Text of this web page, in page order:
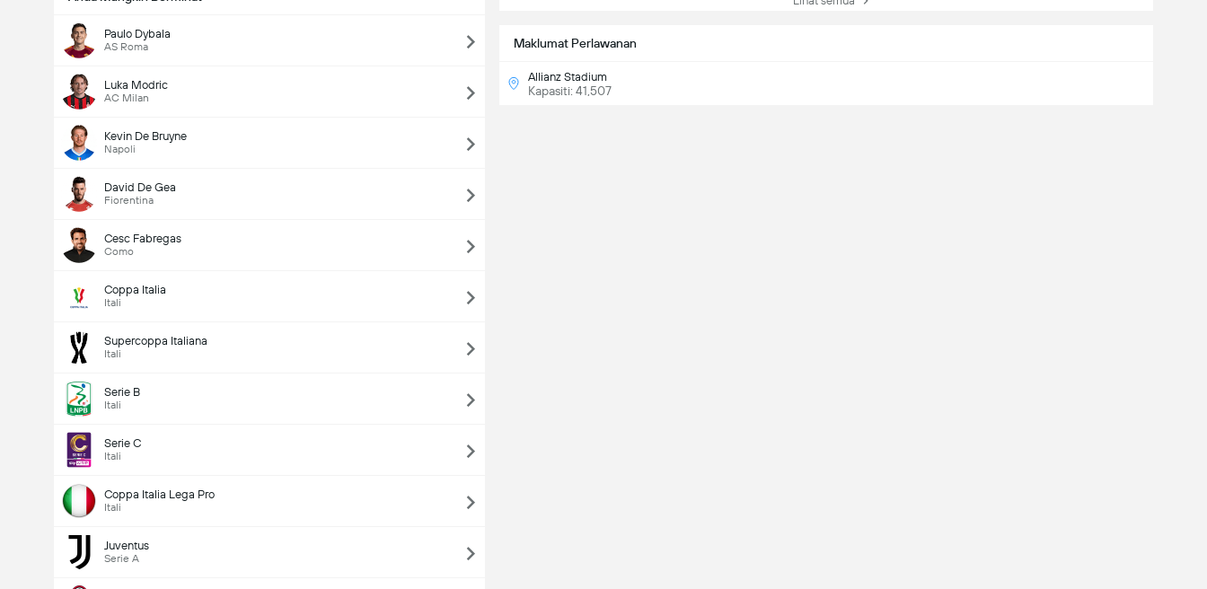
Paulo Dybala
AS Roma
Luka Modric
AC Milan
Kevin De Bruyne
Napoli
David De Gea
Fiorentina
Cesc Fabregas
Como
Coppa Italia
Itali
Supercoppa Italiana
Itali
Serie B
Itali
Serie C
Itali
Coppa Italia Lega Pro
Itali
Juventus
Serie A
Maklumat Perlawanan
Allianz Stadium
Kapasiti: 41,507